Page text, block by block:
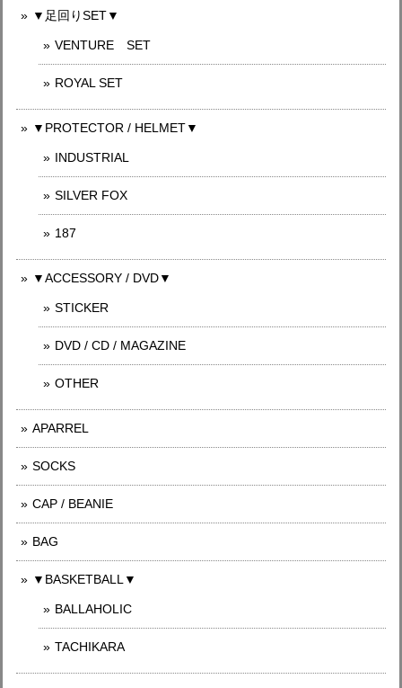
▼足回りSET▼
VENTURE SET
ROYAL SET
▼PROTECTOR / HELMET▼
INDUSTRIAL
SILVER FOX
187
▼ACCESSORY / DVD▼
STICKER
DVD / CD / MAGAZINE
OTHER
APARREL
SOCKS
CAP / BEANIE
BAG
▼BASKETBALL▼
BALLAHOLIC
TACHIKARA